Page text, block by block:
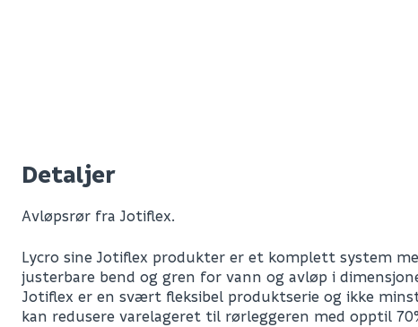
Detaljer
Avløpsrør fra Jotiflex.
Lycro sine Jotiflex produkter er et komplett system
justerbare bend og gren for vann og avløp i
Jotiflex er en svært fleksibel produktserie og ikke
kan redusere varelageret til rørleggeren med opptil